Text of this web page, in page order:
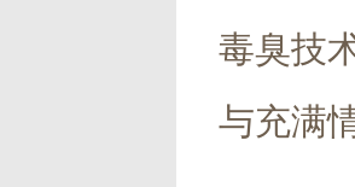
毒臭技
与充满